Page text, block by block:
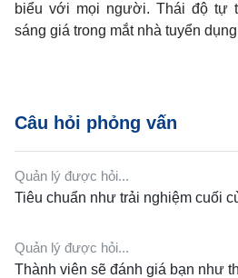
biểu với mọi người. Thái độ tự
sáng giá trong mắt nhà tuyển
Câu hỏi phỏng vấn
Quản lý được hỏi...
Tiêu chuẩn như trải nghiệm cuối
Quản lý được hỏi...
Thành viên sẽ đánh giá bạn như